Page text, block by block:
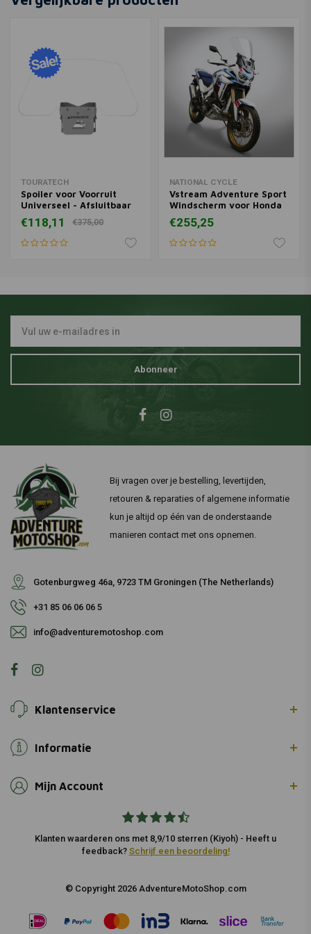
Strom Adventure/X/XT ('17-
€243,61
TOURATECH
Spoiler voor Voorruit
Universeel - Afsluitbaar
€118,11 €375,00
NATIONAL CYCLE
Vstream Adventure Sport
Windscherm voor Honda
CRF1100 Africa Twin
Adventure Sports ('20-
'22) | Kies een Kleur
€255,25
Abonneer
Bij vragen over je bestelling, levertijden,
retouren & reparaties of algemene informatie
kun je altijd op één van de onderstaande
manieren contact met ons opnemen.
Gotenburgweg 46a, 9723 TM Groningen (The Netherlands)
+31 85 06 06 06 5
info@adventuremotoshop.com
Klantenservice
Informatie
Mijn Account
Klanten waarderen ons met 8,9/10 sterren (Kiyoh) - Heeft u
feedback? Schrijf een beoordeling!
© Copyright 2026 AdventureMotoShop.com